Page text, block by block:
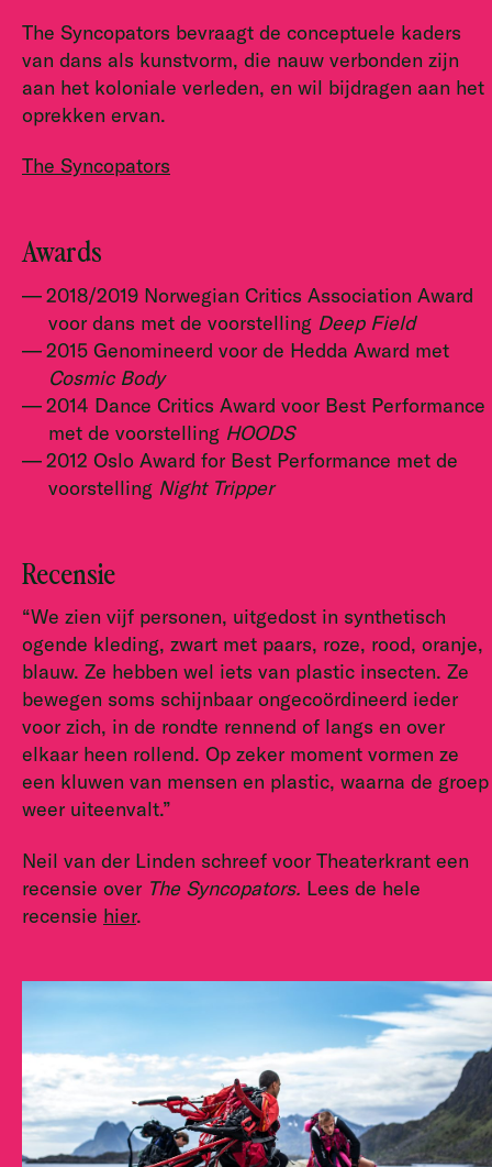
The Syncopators bevraagt de conceptuele kaders
van dans als kunstvorm, die nauw verbonden zijn
aan het koloniale verleden, en wil bijdragen aan het
oprekken ervan.
The Syncopators
Awards
2018/2019 Norwegian Critics Association Award
voor dans met de voorstelling Deep Field
2015 Genomineerd voor de Hedda Award met
Cosmic Body
2014 Dance Critics Award voor Best Performance
met de voorstelling HOODS
2012 Oslo Award for Best Performance met de
voorstelling Night Tripper
Recensie
“We zien vijf personen, uitgedost in synthetisch
ogende kleding, zwart met paars, roze, rood, oranje,
blauw. Ze hebben wel iets van plastic insecten. Ze
bewegen soms schijnbaar ongecoördineerd ieder
voor zich, in de rondte rennend of langs en over
elkaar heen rollend. Op zeker moment vormen ze
een kluwen van mensen en plastic, waarna de groep
weer uiteenvalt.”
Neil van der Linden schreef voor Theaterkrant een
recensie over The Syncopators. Lees de hele
recensie hier.